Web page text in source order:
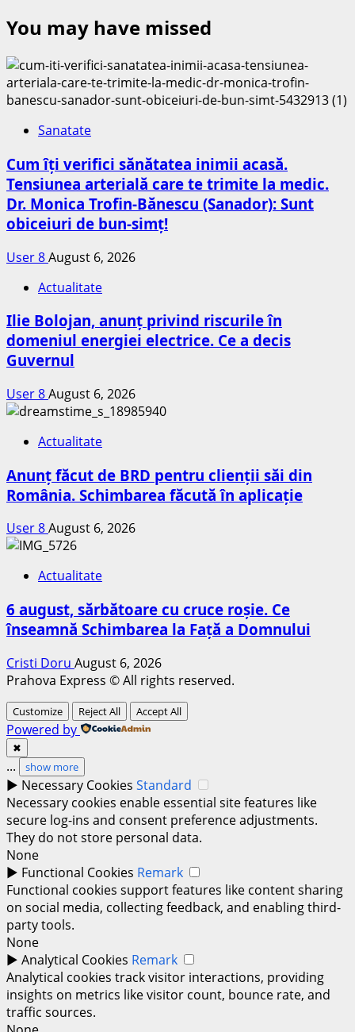
You may have missed
Sanatate
Cum îți verifici sănătatea inimii acasă.
Tensiunea arterială care te trimite la medic.
Dr. Monica Trofin-Bănescu (Sanador): Sunt
obiceiuri de bun-simț!
User 8August 6, 2026
Actualitate
Ilie Bolojan, anunț privind riscurile în
domeniul energiei electrice. Ce a decis
Guvernul
User 8August 6, 2026
Actualitate
Anunț făcut de BRD pentru clienții săi din
România. Schimbarea făcută în aplicație
User 8August 6, 2026
Actualitate
6 august, sărbătoare cu cruce roșie. Ce
înseamnă Schimbarea la Față a Domnului
Cristi Doru August 6, 2026
Prahova Express © All rights reserved.
Customize Reject All Accept All
Powered by
✖
... show more
► Necessary Cookies Standard
Necessary cookies enable essential site features like
secure log-ins and consent preference adjustments.
They do not store personal data.
None
► Functional Cookies Remark
Functional cookies support features like content sharing
on social media, collecting feedback, and enabling third-
party tools.
None
► Analytical Cookies Remark
Analytical cookies track visitor interactions, providing
insights on metrics like visitor count, bounce rate, and
traffic sources.